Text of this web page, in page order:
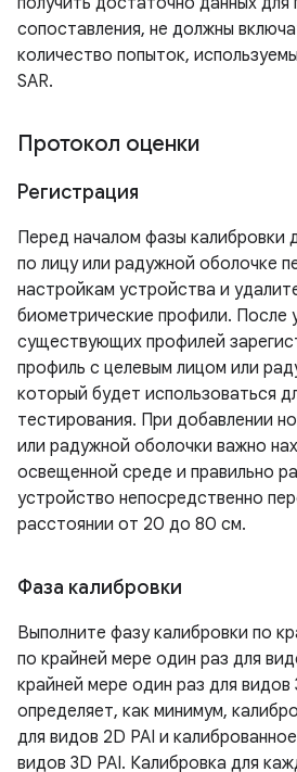
сопоставления, не должны
количество попыток,
SAR.
Протокол оценки
Регистрация
Перед началом фазы калибровки
по лицу или радужной оболочке
настройкам устройства и
биометрические профили. После
существующих профилей
профиль с целевым лицом или
который будет использоваться
тестирования. При добавлении
или радужной оболочки важно
освещенной среде и правильно
устройство непосредственно
расстоянии от 20 до 80 см.
Фаза калибровки
Выполните фазу калибровки по
по крайней мере один раз для
крайней мере один раз для видов
определяет, как минимум,
для видов 2D PAI и
видов 3D PAI. Калибровка для